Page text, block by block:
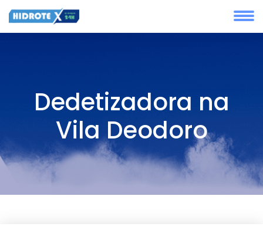
Dedetizadora na
Vila Deodoro